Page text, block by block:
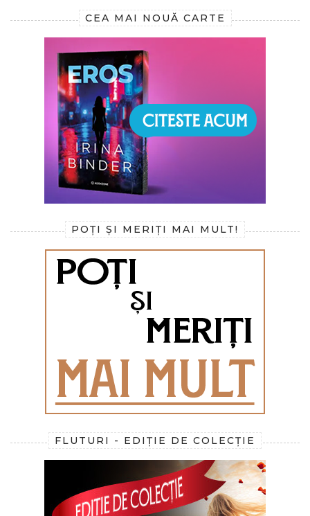
CEA MAI NOUĂ CARTE
POȚI ȘI MERIȚI MAI MULT!
FLUTURI - EDIȚIE DE COLECȚIE